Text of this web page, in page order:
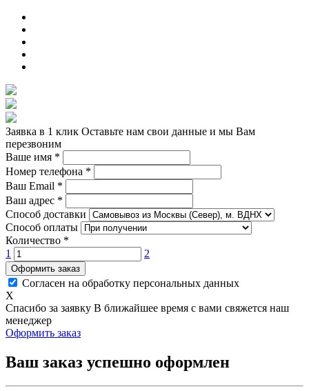
Заявка в 1 клик Оставьте нам свои данные и мы Вам
перезвоним
Ваше имя *
Номер телефона *
Ваш Email *
Ваш адрес *
Способ доставки
Способ оплаты
Количество *
1
2
Оформить заказ
Согласен на обработку персональных данных
X
Спасибо за заявку В ближайшее время с вами свяжется наш
менеджер
Оформить заказ
Ваш заказ успешно оформлен